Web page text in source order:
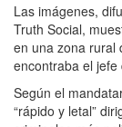
Las imágenes,
Truth Social,
en una zona rural
encontraba el
Según el
“rápido y letal”